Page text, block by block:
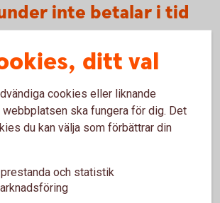
inte betalar i tid
innebär att banken agerar ombud
inkassoärenden. På så sätt kan du
utan att störa kundrelationen.
ditt val
cookies eller liknande
ska fungera för dig. Det
du kan välja som förbättrar din
prestanda och statistik